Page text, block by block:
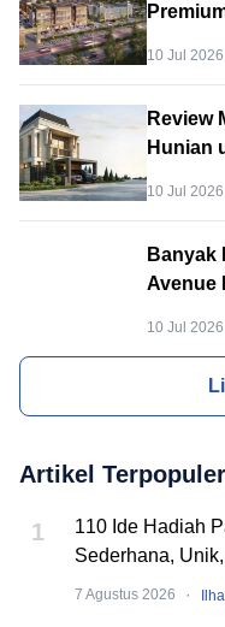
10 Jul 2026
Review
Hunian
10 Jul 2026
Banyak
Avenue
10 Jul 2026
Artikel Terpopuler
1
110 Ide Hadiah
Sederhana,
7 Agustus 2026 ·